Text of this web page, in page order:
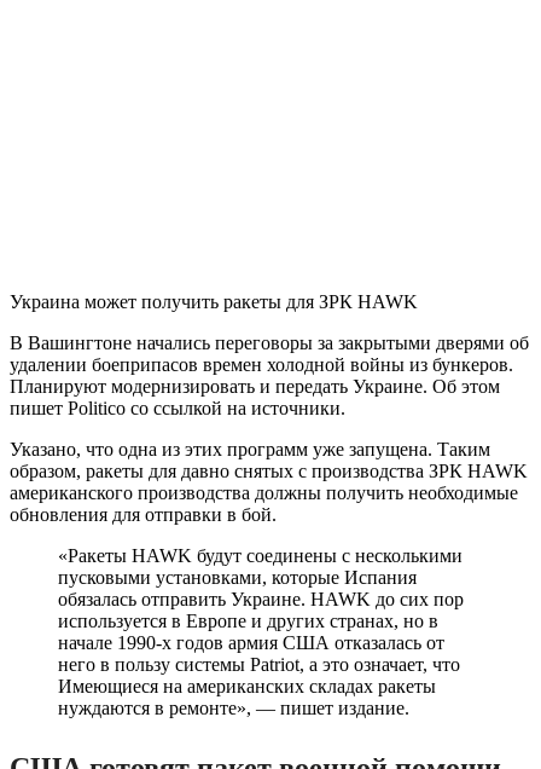
Украина может получить ракеты для ЗРК HAWK
В Вашингтоне начались переговоры за закрытыми дверями об
удалении боеприпасов времен холодной войны из бункеров.
Планируют модернизировать и передать Украине. Об этом
пишет Politico со ссылкой на источники.
Указано, что одна из этих программ уже запущена. Таким
образом, ракеты для давно снятых с производства ЗРК HAWK
американского производства должны получить необходимые
обновления для отправки в бой.
«Ракеты HAWK будут соединены с несколькими
пусковыми установками, которые Испания
обязалась отправить Украине. HAWK до сих пор
используется в Европе и других странах, но в
начале 1990-х годов армия США отказалась от
него в пользу системы Patriot, а это означает, что
Имеющиеся на американских складах ракеты
нуждаются в ремонте», — пишет издание.